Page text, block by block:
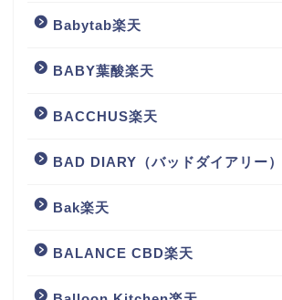
Babytab楽天
BABY葉酸楽天
BACCHUS楽天
BAD DIARY（バッドダイアリー
Bak楽天
BALANCE CBD楽天